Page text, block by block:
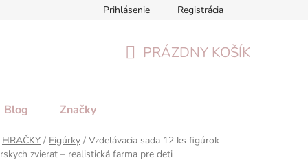
Formulár na odstúpenie od zmluvy
Prihlásenie Registrácia
PRÁZDNY KOŠÍK
Blog Značky
HRAČKY / Figúrky / Vzdelávacia sada 12 ks figúrok
zvierat – realistická farma pre deti